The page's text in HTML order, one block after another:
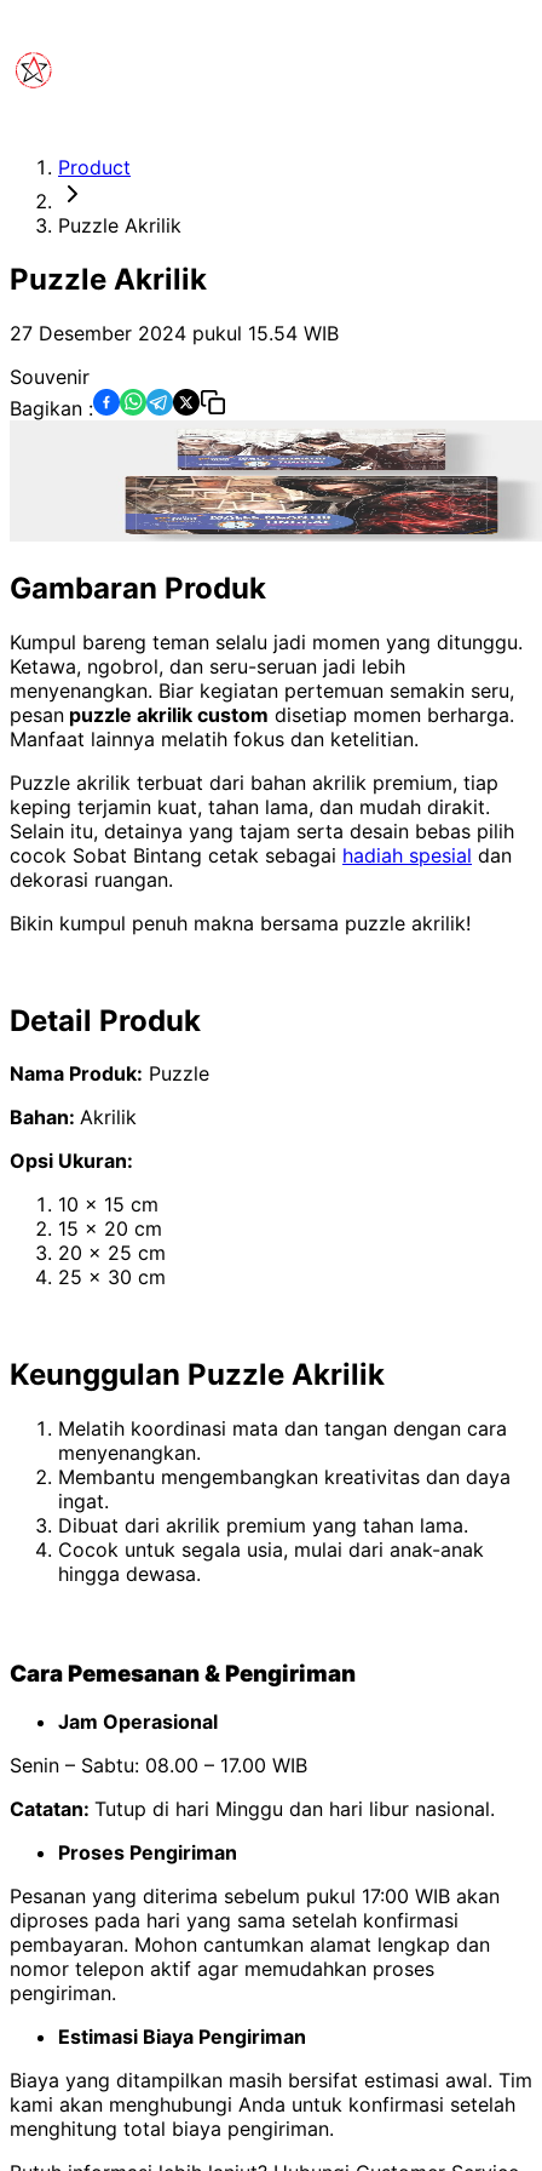
Product
Puzzle Akrilik
Puzzle Akrilik
27 Desember 2024 pukul 15.54 WIB
Souvenir
Bagikan :
Gambaran Produk
Kumpul bareng teman selalu jadi momen yang ditunggu.
Ketawa, ngobrol, dan seru-seruan jadi lebih
menyenangkan. Biar kegiatan pertemuan semakin seru,
pesan puzzle akrilik custom disetiap momen berharga.
Manfaat lainnya melatih fokus dan ketelitian.
Puzzle akrilik terbuat dari bahan akrilik premium, tiap
keping terjamin kuat, tahan lama, dan mudah dirakit.
Selain itu, detainya yang tajam serta desain bebas pilih
cocok Sobat Bintang cetak sebagai hadiah spesial dan
dekorasi ruangan.
Bikin kumpul penuh makna bersama puzzle akrilik!
Detail Produk
Nama Produk: Puzzle
Bahan: Akrilik
Opsi Ukuran:
10 x 15 cm
15 x 20 cm
20 x 25 cm
25 x 30 cm
Keunggulan Puzzle Akrilik
Melatih koordinasi mata dan tangan dengan cara
menyenangkan.
Membantu mengembangkan kreativitas dan daya
ingat.
Dibuat dari akrilik premium yang tahan lama.
Cocok untuk segala usia, mulai dari anak-anak
hingga dewasa.
Cara Pemesanan & Pengiriman
Jam Operasional
Senin – Sabtu: 08.00 – 17.00 WIB
Catatan: Tutup di hari Minggu dan hari libur nasional.
Proses Pengiriman
Pesanan yang diterima sebelum pukul 17:00 WIB akan
diproses pada hari yang sama setelah konfirmasi
pembayaran. Mohon cantumkan alamat lengkap dan
nomor telepon aktif agar memudahkan proses
pengiriman.
Estimasi Biaya Pengiriman
Biaya yang ditampilkan masih bersifat estimasi awal. Tim
kami akan menghubungi Anda untuk konfirmasi setelah
menghitung total biaya pengiriman.